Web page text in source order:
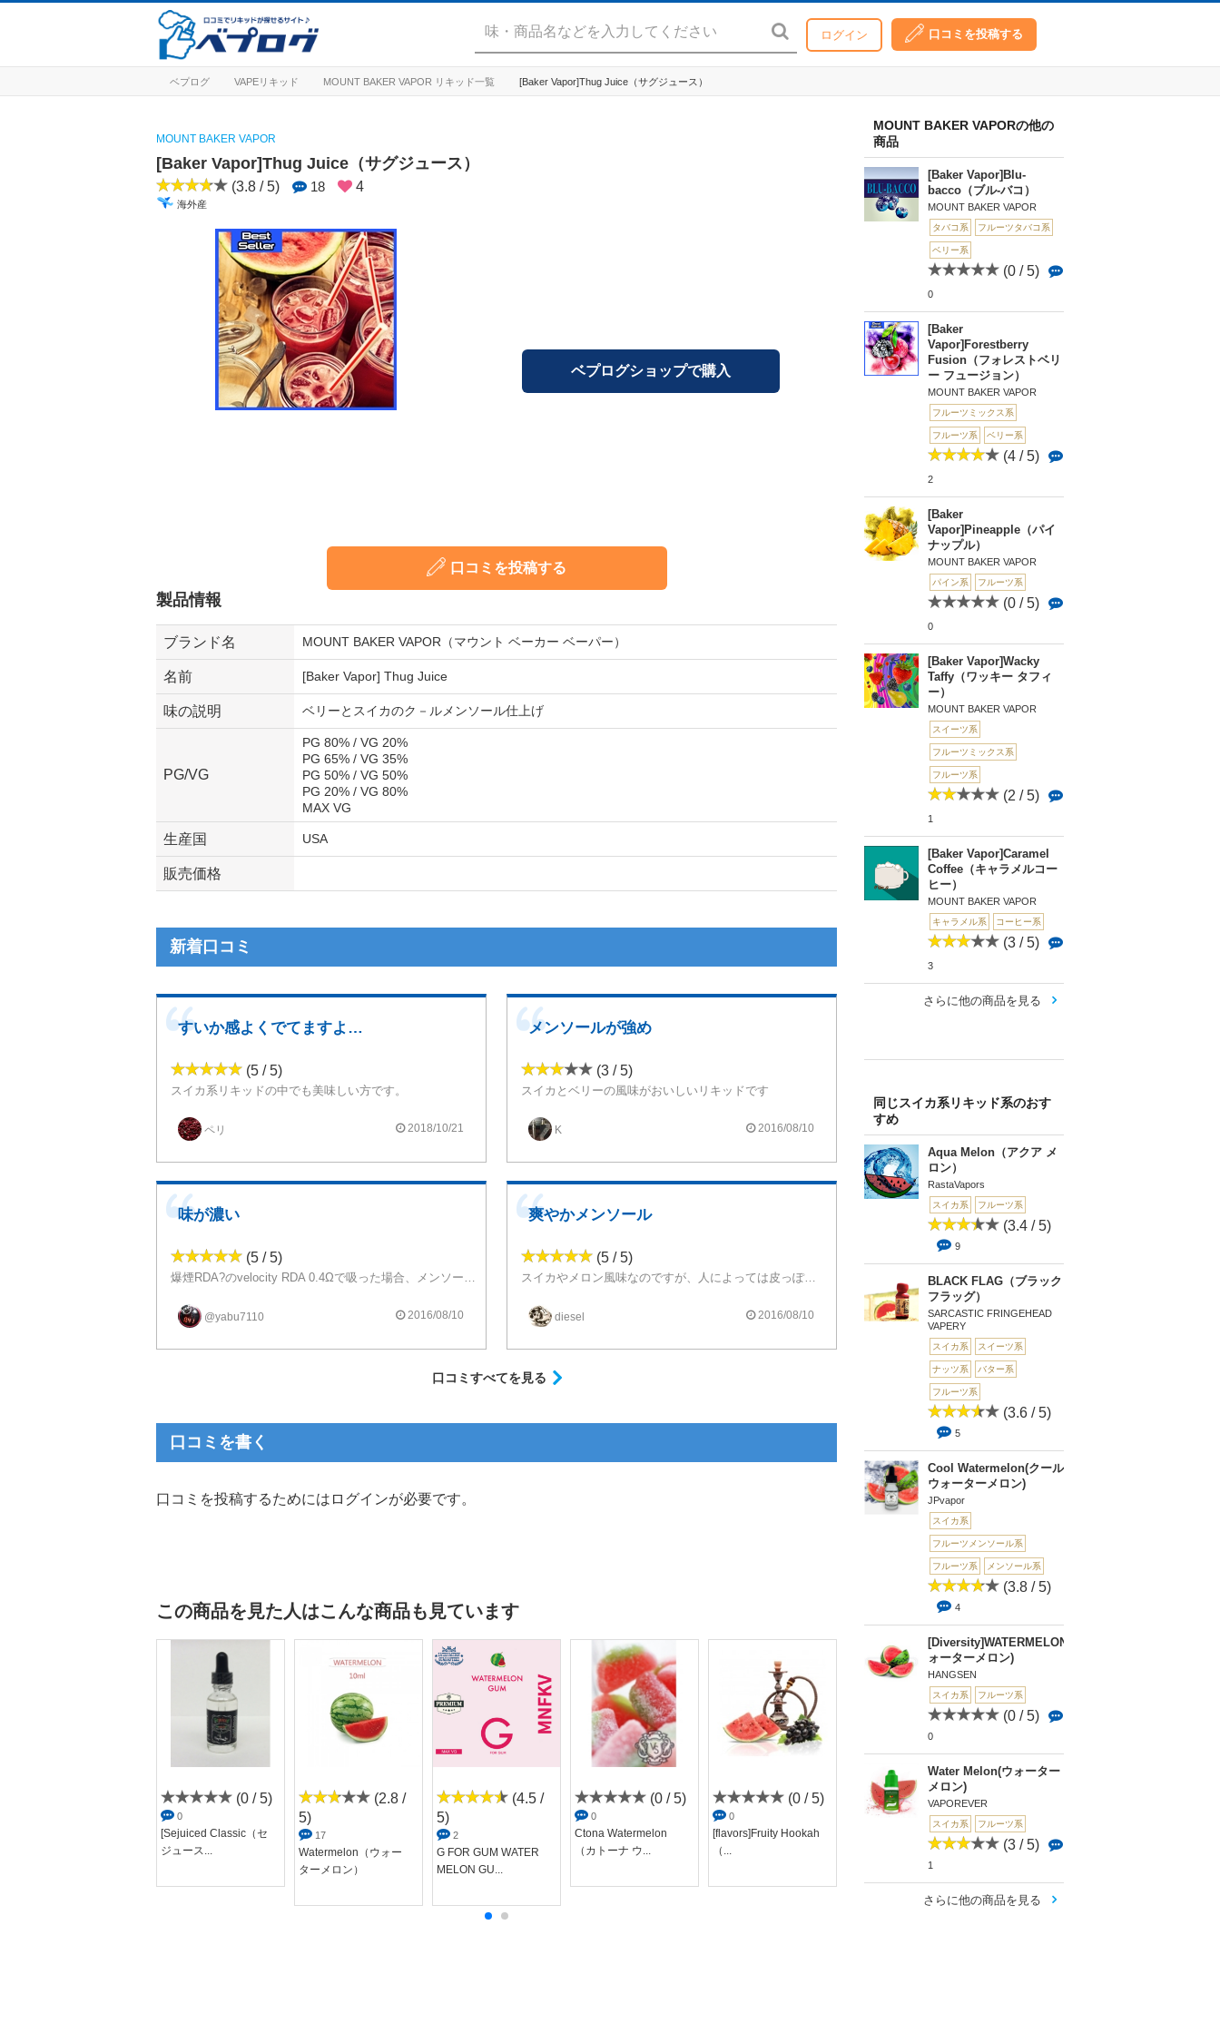
ログイン 口コミを投稿する
ベプログ VAPEリキッド MOUNT BAKER VAPOR リキッド一覧 [Baker Vapor]Thug Juice（サグジュース）
MOUNT BAKER VAPORの他の
商品
[Baker Vapor]Blu-
bacco（ブル-バコ）
MOUNT BAKER VAPOR
タバコ系 フルーツタバコ系
ベリー系
(0 / 5)
0
[Baker
Vapor]Forestberry
Fusion（フォレストベリ
ー フュージョン）
MOUNT BAKER VAPOR
フルーツミックス系
フルーツ系 ベリー系
(4 / 5)
2
[Baker
Vapor]Pineapple（パイ
ナップル）
MOUNT BAKER VAPOR
パイン系 フルーツ系
(0 / 5)
0
[Baker Vapor]Wacky
Taffy（ワッキー タフィ
ー）
MOUNT BAKER VAPOR
スイーツ系
フルーツミックス系
フルーツ系
(2 / 5)
1
[Baker Vapor]Caramel
Coffee（キャラメルコー
ヒー）
MOUNT BAKER VAPOR
キャラメル系 コーヒー系
(3 / 5)
3
さらに他の商品を見る
同じスイカ系リキッド系のおす
すめ
Aqua Melon（アクア メ
ロン）
RastaVapors
スイカ系 フルーツ系
(3.4 / 5)
9
BLACK FLAG（ブラック
フラッグ）
SARCASTIC FRINGEHEAD
VAPERY
スイカ系 スイーツ系
ナッツ系 バター系
フルーツ系
(3.6 / 5)
5
Cool Watermelon(クール
ウォーターメロン)
JPvapor
スイカ系
フルーツメンソール系
フルーツ系 メンソール系
(3.8 / 5)
4
[Diversity]WATERMELON(ウ
ォーターメロン)
HANGSEN
スイカ系 フルーツ系
(0 / 5)
0
Water Melon(ウォーター
メロン)
VAPOREVER
スイカ系 フルーツ系
(3 / 5)
1
さらに他の商品を見る
MOUNT BAKER VAPOR
[Baker Vapor]Thug Juice（サグジュース）
(3.8 / 5) 18 4
海外産
ベプログショップで購入
口コミを投稿する
製品情報
ブランド名 MOUNT BAKER VAPOR（マウント ベーカー ベーパー）
名前 [Baker Vapor] Thug Juice
味の説明 ベリーとスイカのク－ルメンソール仕上げ
PG/VG
PG 80% / VG 20%
PG 65% / VG 35%
PG 50% / VG 50%
PG 20% / VG 80%
MAX VG
生産国 USA
販売価格
新着口コミ
すいか感よくでてますよー！
(5 / 5)
スイカ系リキッドの中でも美味しい方です。
思いますが、ちゃんとスイカ感が主軸となっています。
ペリ 2018/10/21
メンソールが強め
(3 / 5)
スイカとベリーの風味がおいしいリキッドです
メンソールがもう少し弱ければリキッドの風味をもっと楽しめるのですが・・・
K 2016/08/10
味が濃い
(5 / 5)
Sapor RDA 0.4Ωだと味が濃く出すぎて芳香剤を吸っているような感じでした。
@yabu7110 2016/08/10
爽やかメンソール
(5 / 5)
スイカやメロン風味なのですが、人によっては皮っぽいというか、青臭いと感じてしまうかも…。
diesel 2016/08/10
口コミすべてを見る
口コミを書く
口コミを投稿するためにはログインが必要です。
この商品を見た人はこんな商品も見ています
(0 / 5)
0
[Sejuiced Classic（セ
ジュース...
(2.8 /
5)
17
Watermelon（ウォー
ターメロン）
(4.5 /
5)
2
G FOR GUM WATER
MELON GU...
(0 / 5)
0
Ctona Watermelon
（カトーナ ウ...
(0 / 5)
0
[flavors]Fruity Hookah
（...
(0 / 5)
0
NATURALS COOL W
1
Pasteque Mix(スイカ
ミックス)Au...